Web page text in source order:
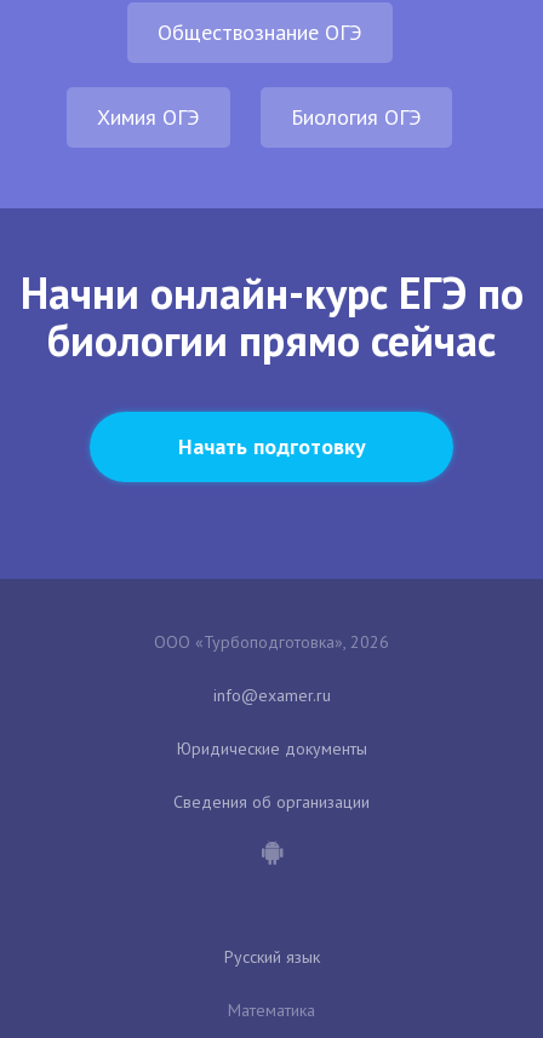
Обществознание ОГЭ
Химия ОГЭ Биология ОГЭ
Начни онлайн-курс ЕГЭ по
биологии прямо сейчас
Начать подготовку
ООО «Турбоподготовка», 2026
Юридические документы
Сведения об организации
Русский язык
Математика